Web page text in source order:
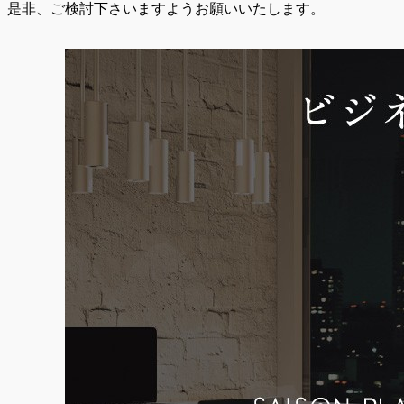
是非、ご検討下さいますようお願いいたします。